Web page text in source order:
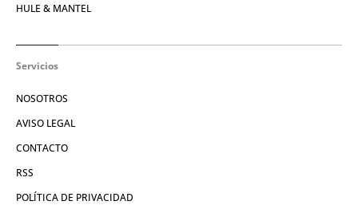
HULE & MANTEL
Servicios
NOSOTROS
AVISO LEGAL
CONTACTO
RSS
POLÍTICA DE PRIVACIDAD